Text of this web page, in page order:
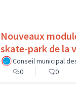
Nouveaux
skate-park de la
Conseil municipal
0
0